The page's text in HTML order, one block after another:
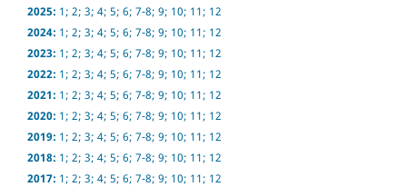
2025: 1; 2; 3; 4; 5; 6; 7-8; 9; 10; 11; 12
2024: 1; 2; 3; 4; 5; 6; 7-8; 9; 10; 11; 12
2023: 1; 2; 3; 4; 5; 6; 7-8; 9; 10; 11; 12
2022: 1; 2; 3; 4; 5; 6; 7-8; 9; 10; 11; 12
2021: 1; 2; 3; 4; 5; 6; 7-8; 9; 10; 11; 12
2020: 1; 2; 3; 4; 5; 6; 7-8; 9; 10; 11; 12
2019: 1; 2; 3; 4; 5; 6; 7-8; 9; 10; 11; 12
2018: 1; 2; 3; 4; 5; 6; 7-8; 9; 10; 11; 12
2017: 1; 2; 3; 4; 5; 6; 7-8; 9; 10; 11; 12